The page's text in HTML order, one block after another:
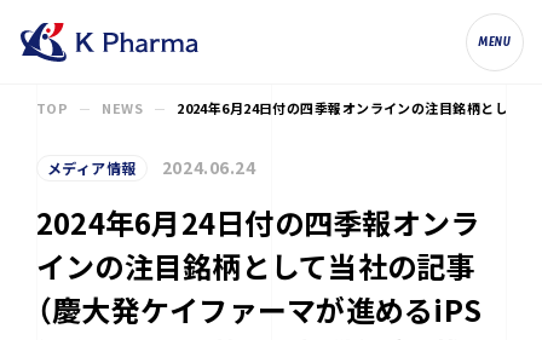
株式会社ケイファーマ（K Pharma, Inc.
MENU
TOP NEWS 2024年6月24日付の四季報オンラインの注目銘柄として
メディア情報 2024.06.24
2024年6月24日付の四季報オンラ
インの注目銘柄として当社の記事
（慶大発ケイファーマが進めるiPS